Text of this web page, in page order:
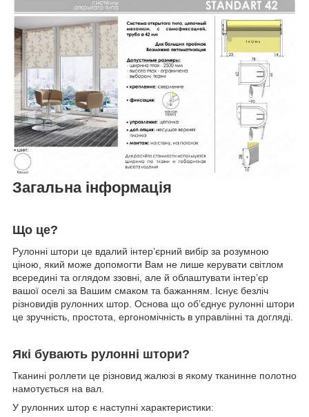
Загальна інформація
Що це?
Рулонні штори це вдалий інтер’єрний вибір за розумною
ціною, який може допомогти Вам не лише керувати світлом
всередині та оглядом ззовні, але й облаштувати інтер’єр
вашої оселі за Вашим смаком та бажанням. Існує безліч
різновидів рулонних штор. Основа що об’єднує рулонні штори
це зручність, простота, ергономічність в управлінні та догляді.
Які бувають рулонні штори?
Тканині роллети це різновид жалюзі в якому тканинне полотно
намотується на вал.
У рулонних штор є наступні характеристики: